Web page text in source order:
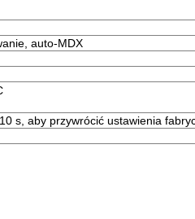
auto-MDX
s, aby przywrócić ustawienia